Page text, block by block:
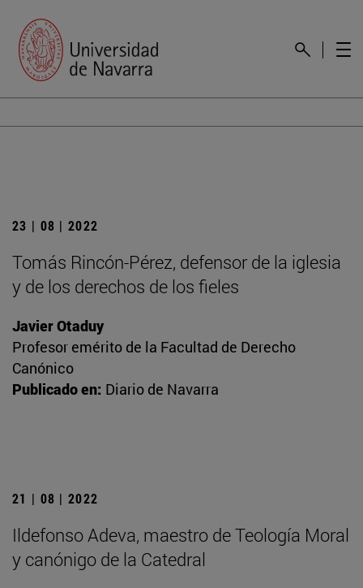
23 | 08 | 2022
Tomás Rincón-Pérez, defensor de la iglesia
y de los derechos de los fieles
Javier Otaduy
Profesor emérito de la Facultad de Derecho
Canónico
Publicado en: Diario de Navarra
21 | 08 | 2022
Ildefonso Adeva, maestro de Teología Moral
y canónigo de la Catedral